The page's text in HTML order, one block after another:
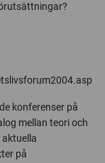
konferenser på
mellan teori och
på